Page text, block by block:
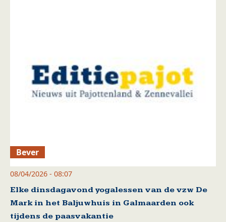
Bever
08/04/2026 - 08:07
Elke dinsdagavond yogalessen van de vzw De
Mark in het Baljuwhuis in Galmaarden ook
tijdens de paasvakantie